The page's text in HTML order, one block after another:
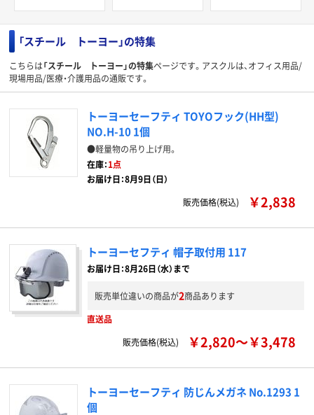
「スチール トーヨー」の特集
こちらは「スチール トーヨー」の特集ページです。アスクルは、オフィス用品/
現場用品/医療・介護用品の通販です。
トーヨーセーフティ TOYOフック(HH型)
NO.H-10 1個
●軽量物の吊り上げ用。
在庫：1点
お届け日：8月9日（日）
販売価格(税込)
￥2,838
トーヨーセフティ 帽子取付用 117
お届け日：8月26日（水）まで
販売単位違いの商品が2商品あります
直送品
販売価格(税込)
￥2,820～￥3,478
トーヨーセーフティ 防じんメガネ No.1293 1
個